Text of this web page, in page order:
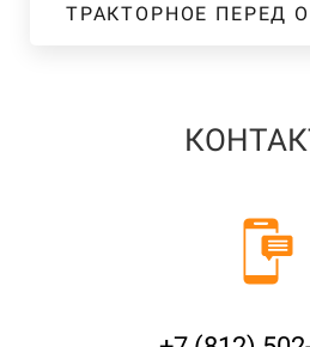
ТРАКТОРНОЕ ПЕРЕД